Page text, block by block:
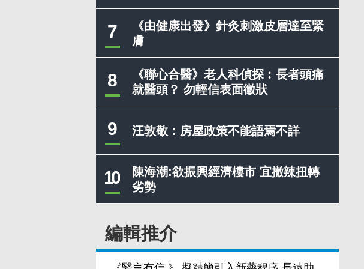
7
《由健康出發》針灸刺激皮層達至緊
膚
8
《聯心合醫》老人科偵探︰長者頭痛
就醫頭？ 勿輕信表面徵狀
9 汪敦敬：房屋政策不能語焉不詳
10
陳海潮:欲振興經濟樓市 宜撤辣扭轉
劣勢
編輯推介